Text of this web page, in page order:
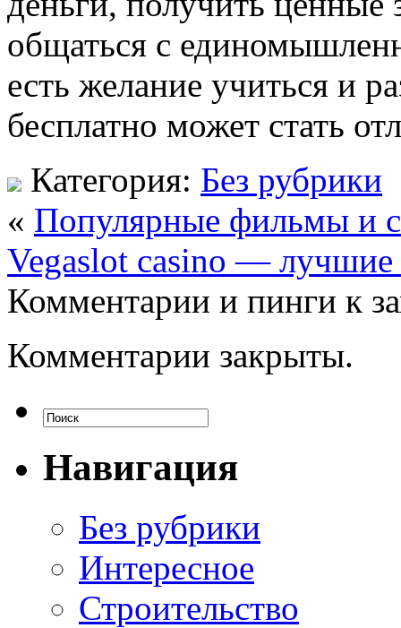
общаться с
есть желание учиться и
бесплатно может стать
Категория: Без рубрики
« Популярные фильмы и
Vegaslot casino —
Комментарии и пинги к
Комментарии закрыты.
Навигация
Без рубрики
Интересное
Строительство